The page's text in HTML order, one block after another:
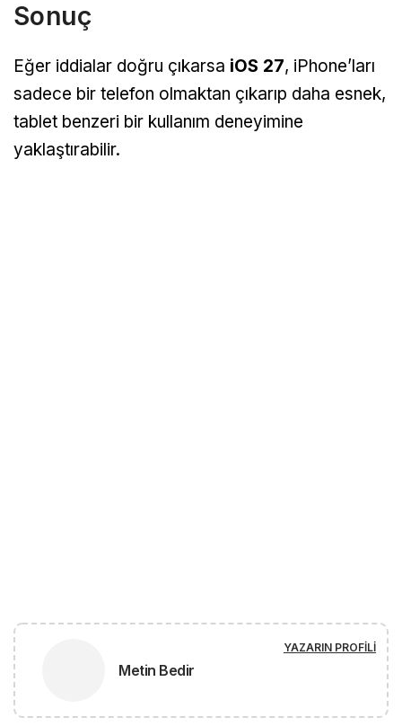
Sonuç
Eğer iddialar doğru çıkarsa iOS 27, iPhone’ları
sadece bir telefon olmaktan çıkarıp daha esnek,
tablet benzeri bir kullanım deneyimine
yaklaştırabilir.
Metin Bedir
YAZARIN PROFILI